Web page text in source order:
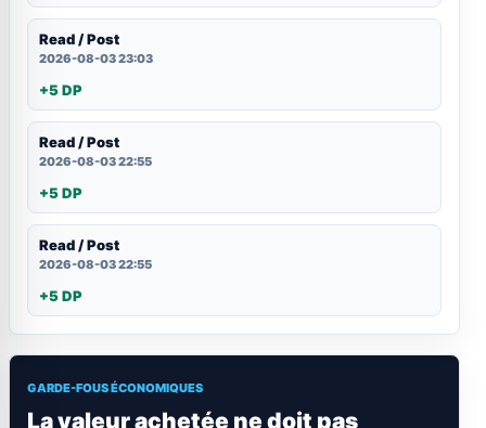
Read / Post
2026-08-03 23:03
+5 DP
Read / Post
2026-08-03 22:55
+5 DP
Read / Post
2026-08-03 22:55
+5 DP
GARDE-FOUS ÉCONOMIQUES
La valeur achetée ne doit pas